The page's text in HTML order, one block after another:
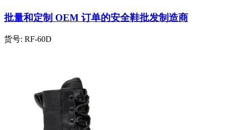
批量和定制 OEM 订单的安全鞋批发制造商
货号: RF-60D